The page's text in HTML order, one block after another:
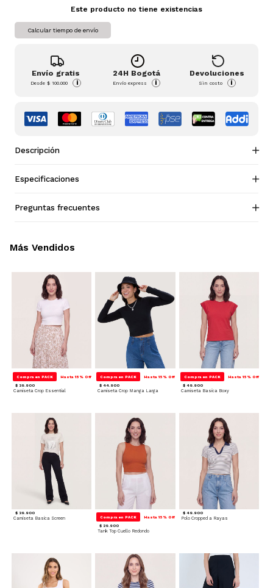
Este producto no tiene existencias
Calcular tiempo de envío
Envío gratis
Desde$ 100.000 i
24H Bogotá
Envío express i
Devoluciones
Sin costo i
Descripción
Especificaciones
Preguntas frecuentes
Compra en PACK Hasta 15% Off
$ 39.900
Camiseta Crop Essential
Compra en PACK Hasta 15% Off
$ 44.900
Camiseta Crop Manga Larga
Compra en PACK Hasta 15% Off
$ 49.900
Camiseta Basica Boxy
$ 39.900
Camiseta Basica Screen Compra en PACK Hasta 15% Off
$ 29.900
Tank Top Cuello Redondo
$ 49.900
Polo Cropped a Rayas
Más Vendidos